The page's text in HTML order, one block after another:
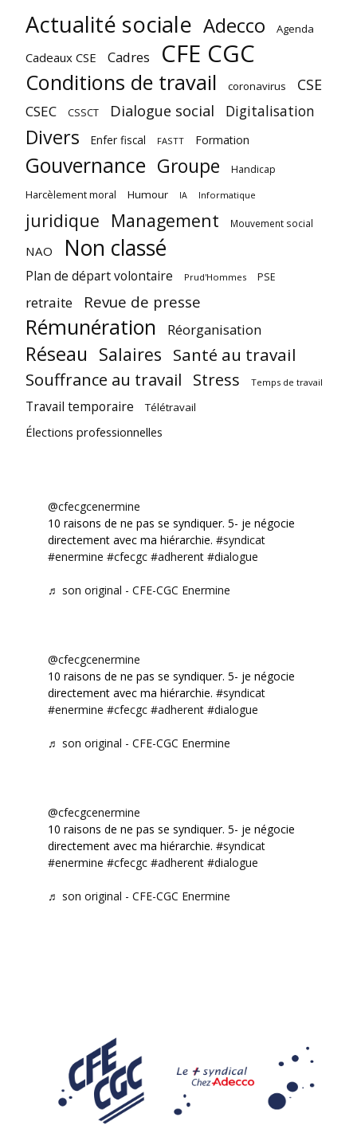
Actualité sociale Adecco Agenda
Cadeaux CSE Cadres CFE CGC
Conditions de travail coronavirus CSE
CSEC CSSCT Dialogue social Digitalisation
Divers Enfer fiscal FASTT Formation
Gouvernance Groupe Handicap
Harcèlement moral Humour IA Informatique
juridique Management Mouvement social
NAO Non classé
Plan de départ volontaire Prud'Hommes PSE
retraite Revue de presse
Rémunération Réorganisation
Réseau Salaires Santé au travail
Souffrance au travail Stress Temps de travail
Travail temporaire Télétravail
Élections professionnelles
@cfecgcenermine
10 raisons de ne pas se syndiquer. 5- je négocie
directement avec ma hiérarchie. #syndicat
#enermine #cfecgc #adherent #dialogue
♬ son original - CFE-CGC Enermine
@cfecgcenermine
10 raisons de ne pas se syndiquer. 5- je négocie
directement avec ma hiérarchie. #syndicat
#enermine #cfecgc #adherent #dialogue
♬ son original - CFE-CGC Enermine
@cfecgcenermine
10 raisons de ne pas se syndiquer. 5- je négocie
directement avec ma hiérarchie. #syndicat
#enermine #cfecgc #adherent #dialogue
♬ son original - CFE-CGC Enermine